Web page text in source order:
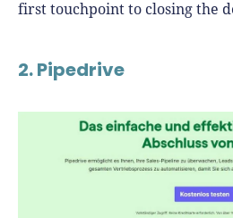
first touchpoint to closing the
2. Pipedrive